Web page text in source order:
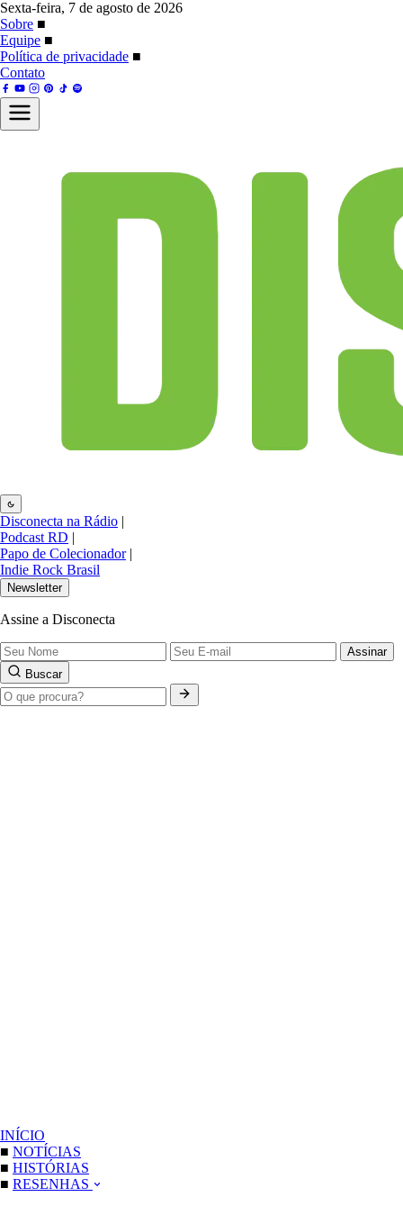
Sexta-feira, 7 de agosto de 2026
Sobre ■
Equipe ■
Política de privacidade ■
Contato
Disconecta na Rádio |
Podcast RD |
Papo de Colecionador |
Indie Rock Brasil
Newsletter
Assine a Disconecta
Assinar
Buscar
INÍCIO
■ NOTÍCIAS
■ HISTÓRIAS
■ RESENHAS